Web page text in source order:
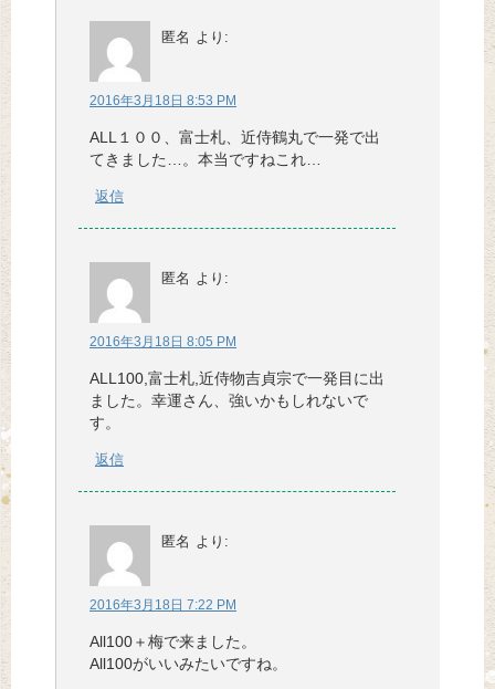
匿名 より:
2016年3月18日 8:53 PM
ALL１００、富士札、近侍鶴丸で一発で出
てきました…。本当ですねこれ…
返信
匿名 より:
2016年3月18日 8:05 PM
ALL100,富士札,近侍物吉貞宗で一発目に出
ました。幸運さん、強いかもしれないで
す。
返信
匿名 より:
2016年3月18日 7:22 PM
All100＋梅で来ました。
All100がいいみたいですね。